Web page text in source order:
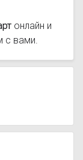
онлайн и
с вами.